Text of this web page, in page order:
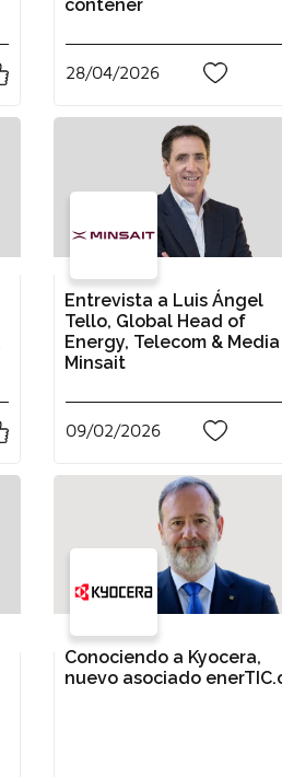
contener
28/04/2026
Entrevista a Luis Ángel
Tello, Global Head of
Energy, Telecom &
Minsait
09/02/2026
Conociendo a Kyocera,
nuevo asociado